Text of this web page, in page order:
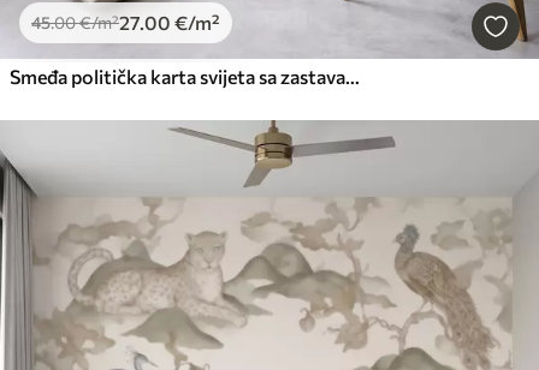
45.00€/m²27.00 €/m²
Smeđa politička karta svijeta sa zastavama na engleskom jeziku